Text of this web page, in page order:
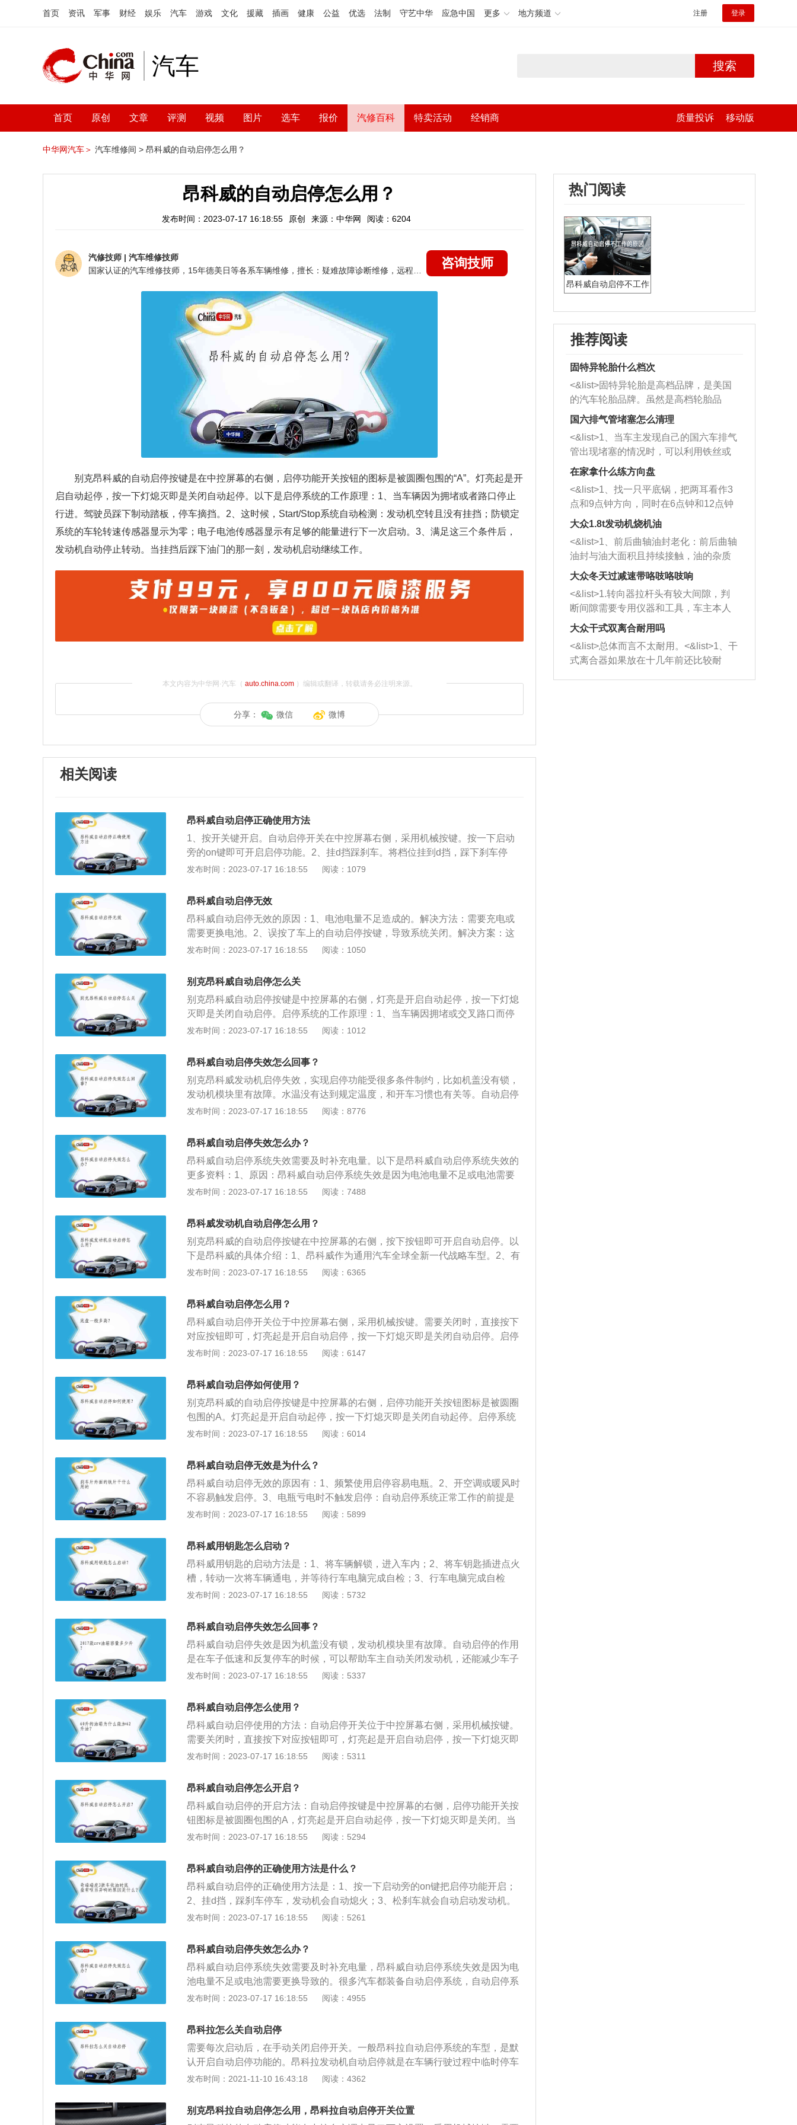
首页 资讯 军事 财经 娱乐 汽车 游戏 文化 援藏 插画 健康 公益 优选 法制 守艺中华 应急中国 更多 地方频道 注册 登录
汽车 搜索
首页 原创 文章 评测 视频 图片 选车 报价 汽修百科 特卖活动 经销商 质量投诉 移动版
中华网汽车＞ 汽车维修间 > 昂科威的自动启停怎么用？
昂科威的自动启停怎么用？
发布时间：2023-07-17 16:18:55 原创 来源：中华网 阅读：6204
汽修技师 | 汽车维修技师
咨询技师
别克昂科威的自动启停按键是在中控屏幕的右侧，启停功能开关按钮的图标是被圆圈包围的“A”。灯亮起是开
启自动起停，按一下灯熄灭即是关闭自动起停。以下是启停系统的工作原理：1、当车辆因为拥堵或者路口停止
行进。驾驶员踩下制动踏板，停车摘挡。2、这时候，Start/Stop系统自动检测：发动机空转且没有挂挡；防锁定
系统的车轮转速传感器显示为零；电子电池传感器显示有足够的能量进行下一次启动。3、满足这三个条件后，
发动机自动停止转动。当挂挡后踩下油门的那一刻，发动机启动继续工作。
本文内容为中华网·汽车（ auto.china.com）编辑或翻译，转载请务必注明来源。
分享： 微信 微博
相关阅读
昂科威自动启停正确使用方法
1、按开关键开启。自动启停开关在中控屏幕右侧，采用机械按键。按一下启动
旁的on键即可开启启停功能。2、挂d挡踩刹车。将档位挂到d挡，踩下刹车停
车，发动机就会自动熄火。3、松开刹车启动。将刹车松开即可自动启动发动
火，当需要继续前进的时候，系统会自动重启发动机的一套系统。有些车型会同
时配备自动启停以及自动驻车功能，不用脚踩刹车踏板，可以解放脚部疲劳，还
提高了车辆的燃油经济性。如果想要关闭自动启停功能就需要车主每次开车时关
闭，如果要永久关闭只能去4s店进行设置。遇到堵车严重的节日时，建议关闭自
动启停功能，这个功能起步较慢，在拥堵的路段可能会一直被加塞。并且在坡道
发布时间：2023-07-17 16:18:55 阅读：1079
昂科威自动启停无效
昂科威自动启停无效的原因：1、电池电量不足造成的。解决方法：需要充电或
需要更换电池。2、误按了车上的自动启停按键，导致系统关闭。解决方案：这
时需检查自动启停是否正常工作。3、冷车启动。车上发动机的水温没有达到额
起来。解决方案：要等待水温达到合适温度在启动自动启停系统。4、外界温度
过低。到了冬天之后如果外界的温度过低，车里面开的热风温度调得比较高，自
动启停也是不会启动的。解决方案：适当控制车内空调温度；5、坡道上面停
车，坡道过陡导致自动启停无效。解决方案：尽量避免在陡坡停车。自启停功能
的优缺点：1、优点：可以减少不必要的燃油消耗，降低排放提高燃油经济性。
在发动机熄火后其电源能取代皮带轮对发动机冷却风扇及车内空调提供运转动力
2、缺点：需要更耐用的起动机和蓄电池。一般的起动机设计允许通过很大的工
作电流，但使用时间很短。反复使用起动机容易造成起动机过热损坏，因此具备
发布时间：2023-07-17 16:18:55 阅读：1050
别克昂科威自动启停怎么关
别克昂科威自动启停按键是中控屏幕的右侧，灯亮是开启自动起停，按一下灯熄
灭即是关闭自动启停。启停系统的工作原理：1、当车辆因拥堵或交叉路口而停
止行驶时，司机踩下刹车踏板，停下来挂挡，此时启停系统自动检测。2、发动
有足够的能量进行下一次启动。昂科威自动启停系统失效的原因：电池电量不足
或电池需要更换导致。很多汽车都装备自动启停系统，自动启停系统正常工作的
前提是电池拥有足够的电量，如果电池电量不足会导致自动启停系统无法正常工
作。
发布时间：2023-07-17 16:18:55 阅读：1012
昂科威自动启停失效怎么回事？
别克昂科威发动机启停失效，实现启停功能受很多条件制约，比如机盖没有锁，
发动机模块里有故障。水温没有达到规定温度，和开车习惯也有关等。自动启停
介绍：发动机自动启停就是在车辆行驶过程中临时停车(例如等红灯)的时候，自
OP&START简称STT。STT智能节油系统是一套控制发动机启动和停止的系统。
自动启停作用：自动启停它的作用主要不是在高速状态下，而是在车子低速和反
复停车的时候用，可以帮助自动关闭发动机，避免不必要的油耗，还能减少咱们
车子的怠速时间，怠速时间少，发动机积碳也就减少，所以基于这些原因而研发
出来。
发布时间：2023-07-17 16:18:55 阅读：8776
昂科威自动启停失效怎么办？
昂科威自动启停系统失效需要及时补充电量。以下是昂科威自动启停系统失效的
更多资料：1、原因：昂科威自动启停系统失效是因为电池电量不足或电池需要
更换导致。2、电量不足：很多汽车都装备自动启停系统，自动启停系统正常工
常工作。扩展资料：昂科威作为通用汽车全球全新一代战略车型，外形设计秉承
了ENVISION愿景概念车的设计精髓，配有全新造型智能降阻进气格栅、铝合金
车顶行李架、全新造型镀铬双排气管、19寸多幅铝合金轮毂、多功能外后视镜。
发布时间：2023-07-17 16:18:55 阅读：7488
昂科威发动机自动启停怎么用？
别克昂科威的自动启停按键在中控屏幕的右侧，按下按钮即可开启自动启停。以
下是昂科威的具体介绍：1、昂科威作为通用汽车全球全新一代战略车型。2、有
1.5T和2.0T两种排量可选，每种排量都有两驱和四驱车型。1.5T搭配7档双离合
车灯以及铝合金车顶行李架、19吋超大铝合金轮毂等。内饰整体上采用双色搭
配，中控台采用大理石纹的饰板。车内采用蓝色的氛围灯，别克昂科威还配备全
景式天窗。
发布时间：2023-07-17 16:18:55 阅读：6365
昂科威自动启停怎么用？
昂科威自动启停开关位于中控屏幕右侧，采用机械按键。需要关闭时，直接按下
对应按钮即可，灯亮起是开启自动启停，按一下灯熄灭即是关闭自动启停。启停
系统的工作原理是当车辆因为拥堵或者路口停止行进，驾驶员踩下制动踏板，停
0%，启停功能才会被激活。2、车内温度不得小于6℃，车外温度不得小于1
8℃。3、发动机未达到标准工作温度。4、方向盘角度偏离30°以上，启停功能工
作容易发生事故。
发布时间：2023-07-17 16:18:55 阅读：6147
昂科威自动启停如何使用？
别克昂科威的自动启停按键是中控屏幕的右侧，启停功能开关按钮图标是被圆圈
包围的A。灯亮起是开启自动起停，按一下灯熄灭即是关闭自动起停。启停系统
的工作原理介绍如下：1.当车辆因为拥堵或者路口停止行进。驾驶员踩下制动踏
且没有挂挡；防锁定系统的车轮转速传感器显示为零；电子电池传感器显示有足
够的能量进行下一次启动。3.满足如上三个条件后，发动机自动停止转动。4.当
挂挡后踩下油门的那一刻，发动机启动继续工作。
发布时间：2023-07-17 16:18:55 阅读：6014
昂科威自动启停无效是为什么？
昂科威自动启停无效的原因有：1、频繁使用启停容易电瓶。2、开空调或暖风时
不容易触发启停。3、电瓶亏电时不触发启停：自动启停系统正常工作的前提是
电池拥有足够的电量，如果电池电量不足会导致自动启停系统无法正常工作。
发动机自动启停就是在车辆行驶过程中临时停车（例如等红灯）的时候，自动熄
火；当需要继续前进的时候，系统自动重启发动机的一套系统。2、在等红灯或
是堵车时，系统可以尽量降低发动机怠速空转时间以减少不必要的燃油消耗。另
外停车时关闭发动机可有效降低噪音和振动，带来更好的驾驶感受。
发布时间：2023-07-17 16:18:55 阅读：5899
昂科威用钥匙怎么启动？
昂科威用钥匙的启动方法是：1、将车辆解锁，进入车内；2、将车钥匙插进点火
槽，转动一次将车辆通电，并等待行车电脑完成自检；3、行车电脑完成自检
后，踩住刹车，再次转动车钥匙，将车辆打火启动即可。昂科威车身尺寸是：长
为1588mm，油箱容积为66l，整备质量是1610kg，车身结构为5门5座suv。
发布时间：2023-07-17 16:18:55 阅读：5732
昂科威自动启停失效怎么回事？
昂科威自动启停失效是因为机盖没有锁，发动机模块里有故障。自动启停的作用
是在车子低速和反复停车的时候，可以帮助车主自动关闭发动机，还能减少车子
的怠速时间，怠速时间少时发动机积碳也就减少了。昂科威20t的车身尺寸为468
mm，轴距为2750mm，引擎类型是直喷涡轮增压。
发布时间：2023-07-17 16:18:55 阅读：5337
昂科威自动启停怎么使用？
昂科威自动启停使用的方法：自动启停开关位于中控屏幕右侧，采用机械按键。
需要关闭时，直接按下对应按钮即可，灯亮起是开启自动启停，按一下灯熄灭即
是关闭自动启停。启停系统的工作原理是：当车辆因为拥堵或者路口停止行进，
1mm，轴距为2779mm。该车车身类型是5门5座SUV，搭载9挡手自一体变速
发布时间：2023-07-17 16:18:55 阅读：5311
昂科威自动启停怎么开启？
昂科威自动启停的开启方法：自动启停按键是中控屏幕的右侧，启停功能开关按
钮图标是被圆圈包围的A，灯亮起是开启自动起停，按一下灯熄灭即是关闭。当
车辆因为拥堵或者路口停止行进时，驾驶员踩下制动踏板，停车摘挡，自动启停
毫米，轴距为2750毫米。昂科威的驱动方式为前置前驱，前悬挂类型为麦弗逊式
独立悬挂，后悬挂类型为多连杆式独立悬挂，车体结构为承载式车身。
发布时间：2023-07-17 16:18:55 阅读：5294
昂科威自动启停的正确使用方法是什么？
昂科威自动启停的正确使用方法是：1、按一下启动旁的on键把启停功能开启；
2、挂d挡，踩刹车停车，发动机会自动熄火；3、松刹车就会自动启动发动机。
自动启停就是在车辆行驶过程中临时停车（例如等红灯）的时候，自动熄火，当
内生产的首款中型suv车型，其车身尺寸是：长4694mm、宽1839mm、高1686m
m。昂科威搭载了1.5t169马力l4涡轮增压的发动机，与其匹配的是7挡双离合的变
速箱。
发布时间：2023-07-17 16:18:55 阅读：5261
昂科威自动启停失效怎么办？
昂科威自动启停系统失效需要及时补充电量，昂科威自动启停系统失效是因为电
池电量不足或电池需要更换导致的。很多汽车都装备自动启停系统，自动启停系
统正常工作的前提是电池拥有足够的电量，如果电池电量不足会导致自动启停系
ENVISION愿景概念车的设计精髓，配有全新造型智能降阻进气格栅、铝合金车
顶行李架、全新造型镀铬双排气管、19寸多幅铝合金轮毂、多功能外后视镜。
发布时间：2023-07-17 16:18:55 阅读：4955
昂科拉怎么关自动启停
需要每次启动后，在手动关闭启停开关。一般昂科拉自动启停系统的车型，是默
认开启自动启停功能的。昂科拉发动机自动启停就是在车辆行驶过程中临时停车
(例如等红灯)的时候，自动熄火。当需要继续前进的时候，系统自动重启发动机
车在满足怠速停车条件时，发动机完全熄灭不工作。当整车再需要启动前进时，
怠速起停电机系统迅速响应驾驶员启动命令，快速启动发动机，瞬时衔接，从而
发布时间：2021-11-10 16:43:18 阅读：4362
别克昂科拉自动启停怎么用，昂科拉自动启停开关位置
热门阅读
昂科威自动启停不工作
推荐阅读
固特异轮胎什么档次
<&list>固特异轮胎是高档品牌，是美国
的汽车轮胎品牌。虽然是高档轮胎品
牌，但是中高低端的轮胎都有生产，这
也是为了更好的开拓市场。
国六排气管堵塞怎么清理
<&list>1、当车主发现自己的国六车排气
管出现堵塞的情况时，可以利用铁丝或
者是细棍，直接将杂物给取出来，如果
堵塞情况比较严重，也可以采取应急措
施。 <&list>2、直接利用木棍将所有的
杂物推到排气管里面的位置处，然后将
三元催化器拆解开，就可以将堵塞的东
西取出来。但如果是因为积碳过多引起
的堵塞，就需要将三元催化器泡在草酸
洗剂对堵塞的情况得到解决，将清洗剂
放在燃油箱中，与燃油混合后，车辆启
动时，就可以和汽油一起进入到燃烧
室，最后形成废气排出，就可以让三元
催化器得到清洗，排气管堵塞的情况就
能够得到解决。
在家拿什么练方向盘
<&list>1、找一只平底锅，把两耳看作3
点和9点钟方向，同时在6点钟和12点钟
方向做一个标记。 <&list>2、双手握住
一圈半的练习，往右同样也要打相同的
圈数。 <&list>3、最后强调要反复练
习，这样就可以形成肌肉记忆，在真实
驾驶车辆时，不需要记忆也能打好方
向。
大众1.8t发动机烧机油
<&list>1、前后曲轴油封老化：前后曲轴
油封与油大面积且持续接触，油的杂质
和发动机内持续温度变化使其密封效果
逐渐减弱，导致渗油或漏油。<&list>2、
活塞间隙过大：积碳会使活塞环与缸体
的间隙扩大，导致机油流入燃烧室中，
造成烧机油。<&list>3、机油粘度。使用
机油粘度过小的话，同样会有烧机油现
象，机油粘度过小具有很好的流动性，
大众冬天过减速带咯吱咯吱响
<&list>1.转向器拉杆头有较大间隙，判
断间隙需要专用仪器和工具，车主本人
无法制作，需要将车辆送到修理厂或4s
店；<&list>2.车辆半轴套管防尘罩破
裂，破裂后会出现漏油现象，使半轴磨
损严重，磨损的半轴容易损坏，产生异
响；<&list>3.稳定器的转向胶套和球头
大众干式双离合耐用吗
<&list>总体而言不太耐用。<&list>1、干
式离合器如果放在十几年前还比较耐